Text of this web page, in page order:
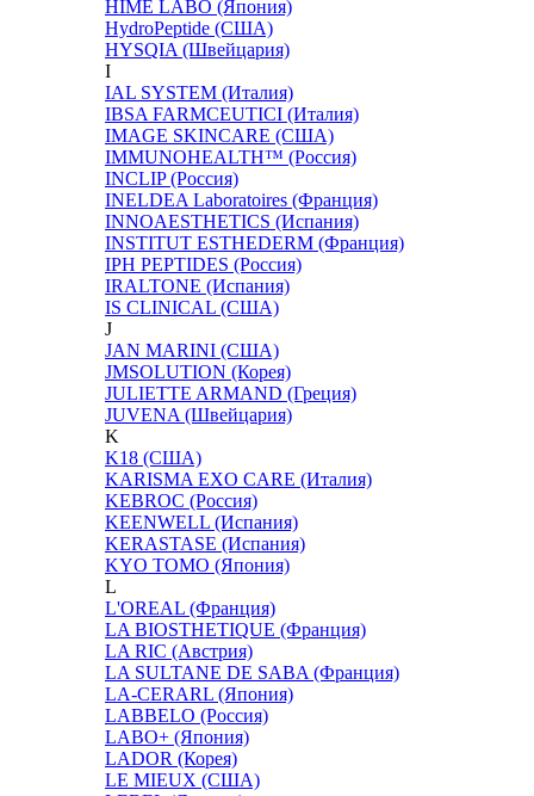
HIME LABO (Япония)
HydroPeptide (США)
HYSQIA (Швейцария)
I
IAL SYSTEM (Италия)
IBSA FARMCEUTICI (Италия)
IMAGE SKINCARE (США)
IMMUNOHEALTH™ (Россия)
INCLIP (Россия)
INELDEA Laboratoires (Франция)
INNOAESTHETICS (Испания)
INSTITUT ESTHEDERM (Франция)
IPH PEPTIDES (Россия)
IRALTONE (Испания)
IS CLINICAL (США)
J
JAN MARINI (США)
JMSOLUTION (Корея)
JULIETTE ARMAND (Греция)
JUVENA (Швейцария)
K
K18 (США)
KARISMA EXO CARE (Италия)
KEBROC (Россия)
KEENWELL (Испания)
KERASTASE (Испания)
KYO TOMO (Япония)
L
L'OREAL (Франция)
LA BIOSTHETIQUE (Франция)
LA RIC (Австрия)
LA SULTANE DE SABA (Франция)
LA-CERARL (Япония)
LABBELO (Россия)
LABO+ (Япония)
LADOR (Корея)
LE MIEUX (США)